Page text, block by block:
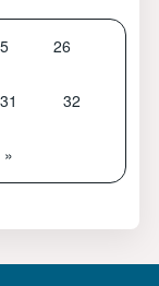
Page 25
26
31 Page 31
32Page 32
»Page suivante